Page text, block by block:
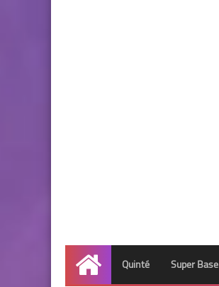
Accueil
Quinté Super Base